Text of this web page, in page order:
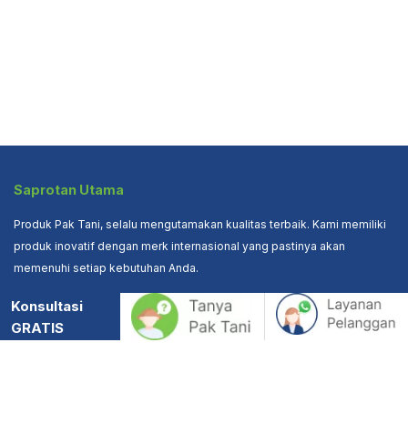
Saprotan Utama
Produk Pak Tani, selalu mengutamakan kualitas terbaik. Kami memiliki
produk inovatif dengan merk internasional yang pastinya akan
memenuhi setiap kebutuhan Anda.
Alamat
Jl. Brigjend Sudiarto 79
Konsultasi
GRATIS